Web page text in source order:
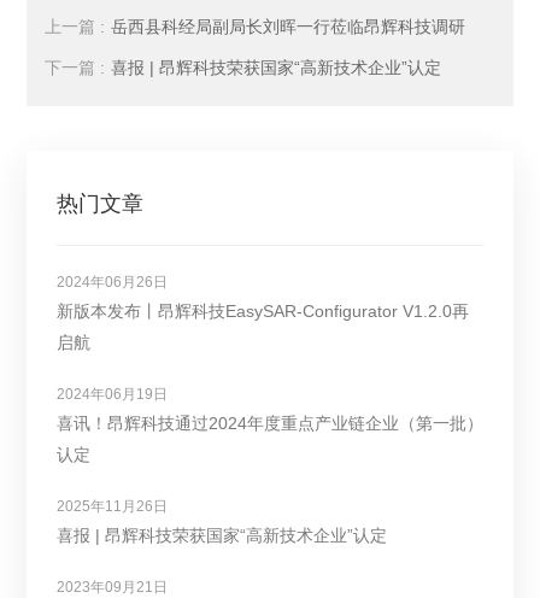
上一篇 : 岳西县科经局副局长刘晖一行莅临昂辉科技调研
下一篇 : 喜报 | 昂辉科技荣获国家“高新技术企业”认定
热门文章
2024年06月26日
新版本发布丨昂辉科技EasySAR-Configurator V1.2.0再
启航
2024年06月19日
喜讯！昂辉科技通过2024年度重点产业链企业（第一批）
认定
2025年11月26日
喜报 | 昂辉科技荣获国家“高新技术企业”认定
2023年09月21日